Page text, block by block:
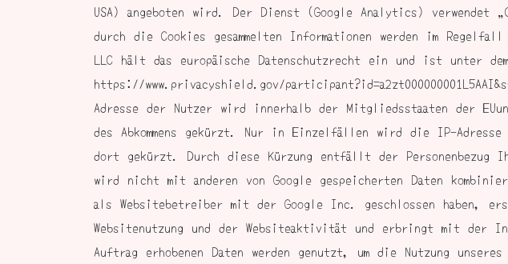
USA) angeboten wird. Der Dienst (Google Analytics) verwendet
durch die Cookies gesammelten Informationen werden im
LLC hält das europäische Datenschutzrecht ein und ist unter
https://www.privacyshield.gov/
Adresse der Nutzer wird innerhalb der Mitgliedsstaaten der
des Abkommens gekürzt. Nur in Einzelfällen wird die IP-
dort gekürzt. Durch diese Kürzung entfällt der Personenbezug
wird nicht mit anderen von Google gespeicherten Daten
als Websitebetreiber mit der Google Inc. geschlossen haben,
Websitenutzung und der Websiteaktivität und erbringt mit der
Auftrag erhobenen Daten werden genutzt, um die Nutzung